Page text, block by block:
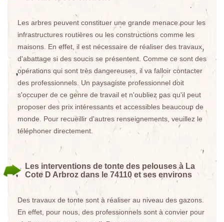
Les arbres peuvent constituer une grande menace pour les
infrastructures routières ou les constructions comme les
maisons. En effet, il est nécessaire de réaliser des travaux
d'abattage si des soucis se présentent. Comme ce sont des
opérations qui sont très dangereuses, il va falloir contacter
des professionnels. Un paysagiste professionnel doit
s'occuper de ce genre de travail et n'oubliez pas qu'il peut
proposer des prix intéressants et accessibles beaucoup de
monde. Pour recueillir d'autres renseignements, veuillez le
téléphoner directement.
Les interventions de tonte des pelouses à La
Cote D Arbroz dans le 74110 et ses environs
Des travaux de tonte sont à réaliser au niveau des gazons.
En effet, pour nous, des professionnels sont à convier pour